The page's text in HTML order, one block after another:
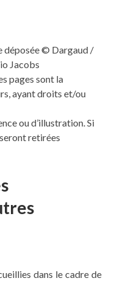
déposée © Dargaud /
Jacobs
pages sont la
ayant droits et/ou
ou d’illustration. Si
retirées
dans le cadre de